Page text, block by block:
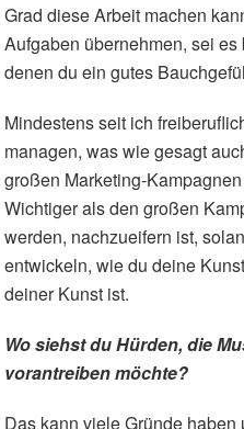
Grad diese Arbeit machen
Aufgaben übernehmen, sei
denen du ein gutes
Mindestens seit ich
managen, was wie gesagt
großen Marketing-
Wichtiger als den großen
werden, nachzueifern ist,
entwickeln, wie du deine
deiner Kunst ist.
Wo siehst du Hürden, die
vorantreiben möchte?
Das kann viele Gründe